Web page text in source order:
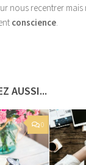
nous recentrer
conscience.
AUSSI...
0